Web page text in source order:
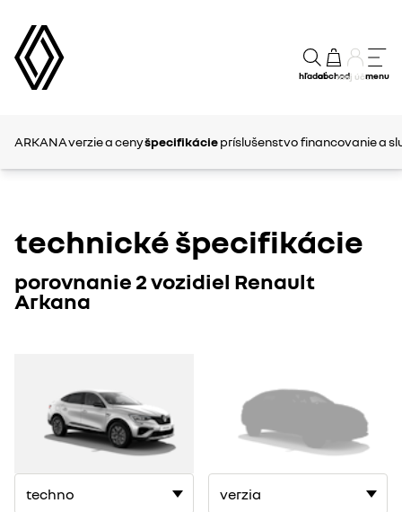
hľadaťobchodmôj účetmenu
ARKANAverzie a cenyšpecifikáciepríslušenstvo financovanie a
technické špecifikácie
porovnanie 2 vozidiel Renault
Arkana